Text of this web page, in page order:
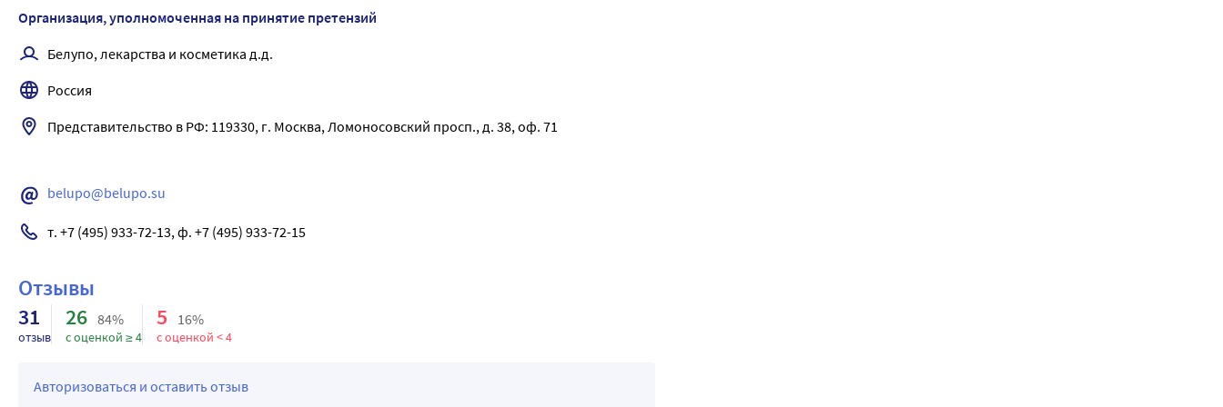
гипертензии).
Лечение: для устранения задержки жидкости при необходимости могут быть назначены диуретики; для лечения тахикардии – бета-
адреноблокаторы. Для лечения гипотензии следует ввести внутривенно 0,9 % раствор натрия хлорида. Не следует назначать
симпатомиметические средства, например, норэпинефрин и эпинефрин, обладающие чрезмерной кардиостимулирующей
активностью.
Организация, уполномоченная на принятие претензий
Белупо, лекарства и косметика д.д.
Россия
Представительство в РФ: 119330, г. Москва, Ломоносовский просп., д. 38, оф. 71
belupo@belupo.su
т. +7 (495) 933-72-13, ф. +7 (495) 933-72-15
Отзывы
31
отзыв
26 84%
с оценкой ≥ 4
5 16%
с оценкой < 4
Авторизоваться и оставить отзыв